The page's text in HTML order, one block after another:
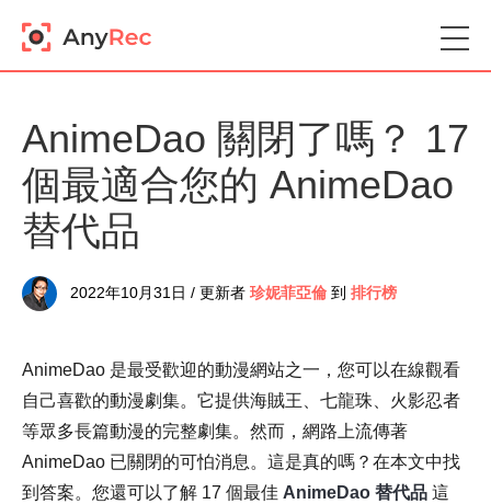
AnimeDao 關閉了嗎？ 17
個最適合您的 AnimeDao
替代品
2022年10月31日 / 更新者 珍妮菲亞倫 到 排行榜
AnimeDao 是最受歡迎的動漫網站之一，您可以在線觀看
自己喜歡的動漫劇集。它提供海賊王、七龍珠、火影忍者
等眾多長篇動漫的完整劇集。然而，網路上流傳著
AnimeDao 已關閉的可怕消息。這是真的嗎？在本文中找
到答案。您還可以了解 17 個最佳 AnimeDao 替代品 這